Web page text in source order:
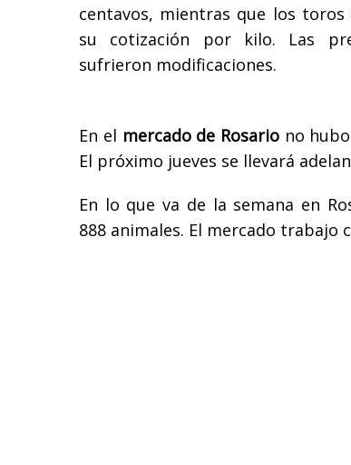
centavos, mientras que los
su cotización por kilo. Las
sufrieron modificaciones.
En el mercado de Rosario no
El próximo jueves se llevará
En lo que va de la semana en
888 animales. El mercado trabajo